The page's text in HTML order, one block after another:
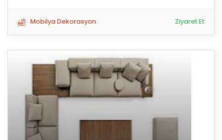
Mobilya Dekorasyon Ziyaret Et